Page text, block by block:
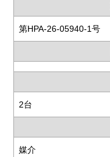
第HPA-26-05940-1号
2台
媒介